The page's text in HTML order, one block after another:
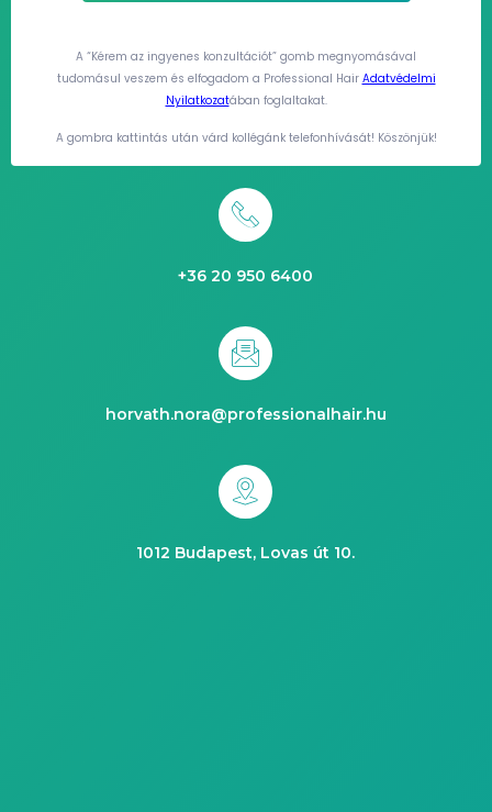
A “Kérem az ingyenes konzultációt” gomb megnyomásával
tudomásul veszem és elfogadom a Professional Hair Adatvédelmi
Nyilatkozatában foglaltakat.
A gombra kattintás után várd kollégánk telefonhívását! Köszönjük!
+36 20 950 6400
horvath.nora@professionalhair.hu
1012 Budapest, Lovas út 10.